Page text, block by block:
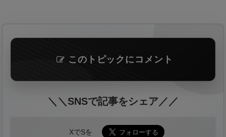
このトピックにコメント
＼＼SNSで記事をシェア／／
XでSを